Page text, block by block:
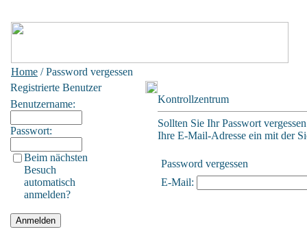
Home / Password vergessen
Registrierte Benutzer
Benutzername:
Passwort:
Beim nächsten
Besuch
automatisch
anmelden?
Kontrollzentrum
Sollten Sie Ihr Passwort
Ihre E-Mail-Adresse ein mit der
Password vergessen
E-Mail: